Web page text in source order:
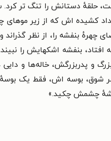
حلقهٔ دستانش را تنگ تر
کشیده اش که از زیر
بنفشه را، از نظر
افتاد، بنفشه اشکهایش
و پدربزرگش، خاله‌ها
بوسه اش، فقط یک
چشمش چکید.»